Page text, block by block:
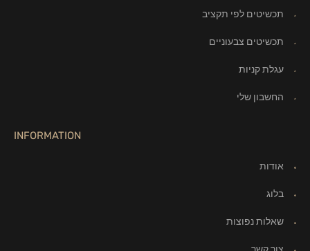
תכשיטים לפי תקציב
תכשיטים צבעוניים
עגלת קניות
החשבון שלי
INFORMATION
אודות
בלוג
שאלות נפוצות